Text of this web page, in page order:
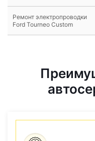
Ремонт электропроводки
Ford Tourneo Custom